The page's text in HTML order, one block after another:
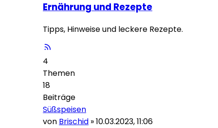
Ernährung und Rezepte
Tipps, Hinweise und leckere Rezepte.
4
Themen
18
Beiträge
Süßspeisen
von Brischid »10.03.2023, 11:06